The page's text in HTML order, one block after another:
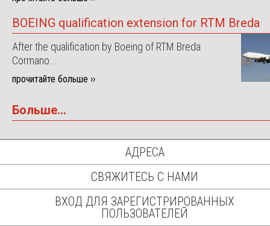
BOEING qualification extension for RTM Breda
After the qualification by Boeing of RTM Breda
Cormano...
прочитайте больше ››
Больше...
АДРЕСА
СВЯЖИТЕСЬ С НАМИ
ВХОД ДЛЯ ЗАРЕГИСТРИРОВАННЫХ
ПОЛЬЗОВАТЕЛЕЙ